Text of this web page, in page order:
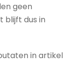
geen
blijft dus in
in artikel